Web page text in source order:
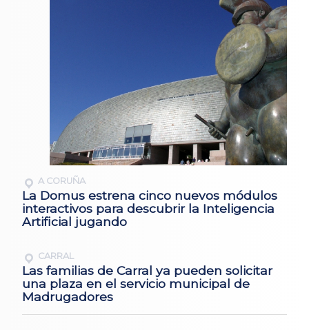
A CORUÑA
La Domus estrena cinco nuevos módulos
interactivos para descubrir la Inteligencia
Artificial jugando
CARRAL
Las familias de Carral ya pueden solicitar
una plaza en el servicio municipal de
Madrugadores